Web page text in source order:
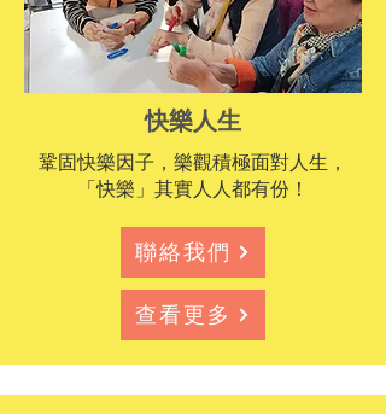
快樂人生
鞏固快樂因子，樂觀積極面對人生，
「快樂」其實人人都有份！
聯絡我們
查看更多